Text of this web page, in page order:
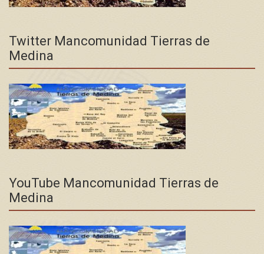
Twitter Mancomunidad Tierras de
Medina
YouTube Mancomunidad Tierras de
Medina